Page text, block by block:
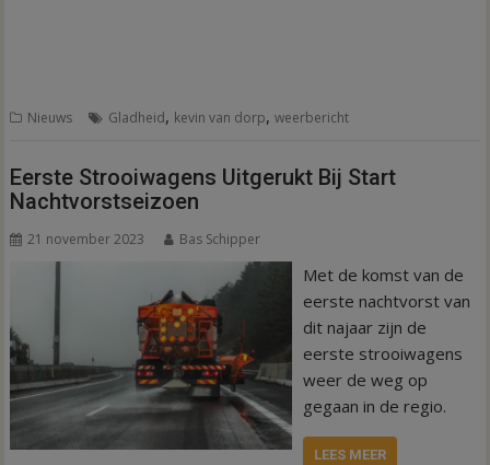
Nieuws Gladheid, kevin van dorp,weerbericht
Eerste Strooiwagens Uitgerukt Bij Start
Nachtvorstseizoen
21 november 2023 Bas Schipper
Met de komst van de
eerste nachtvorst van
dit najaar zijn de
eerste strooiwagens
weer de weg op
gegaan in de regio.
LEES MEER